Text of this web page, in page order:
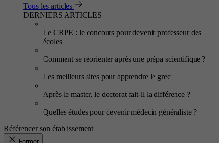
Tous les articles
DERNIERS ARTICLES
Le CRPE : le concours pour devenir professeur des
écoles
Comment se réorienter après une prépa scientifique ?
Les meilleurs sites pour apprendre le grec
Après le master, le doctorat fait-il la différence ?
Quelles études pour devenir médecin généraliste ?
Référencer son établissement
Fermer